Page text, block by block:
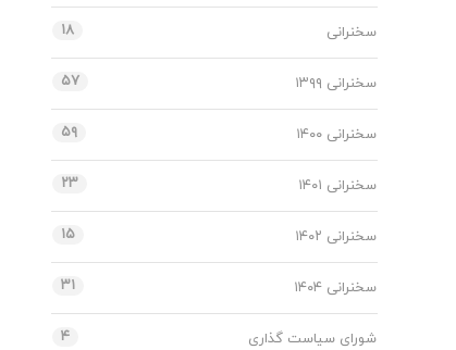
سخنرانی ۱۸
سخنرانی ۱۳۹۹ ۵۷
سخنرانی ۱۴۰۰ ۵۹
سخنرانی ۱۴۰۱ ۲۳
سخنرانی ۱۴۰۲ ۱۵
سخنرانی ۱۴۰۴ ۳۱
شورای سیاست گذاری ۴